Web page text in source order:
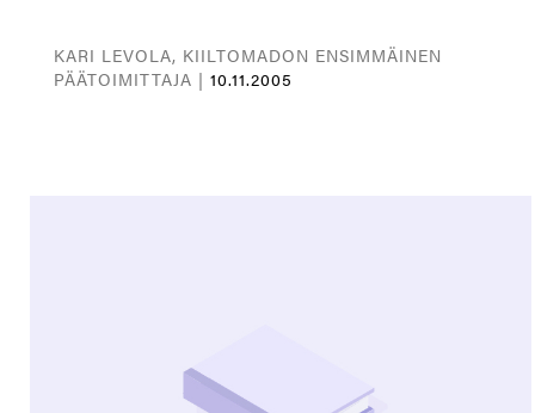
KARI LEVOLA, KIILTOMADON ENSIMMÄINEN
PÄÄTOIMITTAJA | 10.11.2005